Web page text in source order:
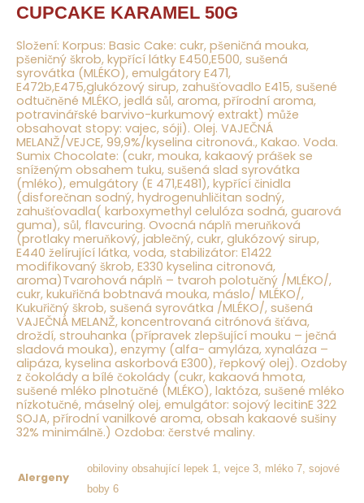
CUPCAKE KARAMEL 50G
Složení: Korpus: Basic Cake: cukr, pšeničná mouka,
pšeničný škrob, kypřící látky E450,E500, sušená
syrovátka (MLÉKO ), emulgátory E471,
E472b,E475,glukózový sirup, zahušťovadlo E415, sušené
odtučněné MLÉKO, jedlá sůl, aroma, přírodní aroma,
potravinářské barvivo-kurkumový extrakt) může
obsahovat stopy: vajec, sóji ). Olej. VAJEČNÁ
MELANŽ/VEJCE, 99,9%/kyselina citronová., Kakao. Voda.
Sumix Chocolate: (cukr, mouka, kakaový prášek se
sníženým obsahem tuku, sušená slad syrovátka
(mléko), emulgátory (E 471,E481), kypřící činidla
(disforečnan sodný, hydrogenuhličitan sodný,
zahušťovadla( karboxymethyl celulóza sodná, guarová
guma), sůl, flavcuring. Ovocná náplň meruňková
(protlaky meruňkový, jablečný, cukr, glukózový sirup,
E440 želírující látka, voda, stabilizátor: E1422
modifikovaný škrob, E330 kyselina citronová,
aroma)Tvarohová náplň – tvaroh polotučný / MLÉKO/,
cukr, kukuřičná bobtnavá mouka, máslo/ MLÉKO/,
Kukuřičný škrob, sušená syrovátka / MLÉKO/, sušená
VAJEČNÁ MELANŽ, koncentrovaná citrónová šťáva,
droždí, strouhanka (přípravek zlepšující mouku – ječná
sladová mouka), enzymy (alfa- amyláza, xynaláza –
alipáza, kyselina askorbová E300), řepkový olej). Ozdoby
z čokolády a bílé čokolády (cukr, kakaová hmota,
sušené mléko plnotučné ( MLÉKO), laktóza, sušené mléko
nízkotučné, máselný olej, emulgátor: sojový lecitinE 322
SOJA, přírodní vanilkové aroma, obsah kakaové sušiny
32% minimálně.) Ozdoba: čerstvé maliny.
Alergeny
obiloviny obsahující lepek 1, vejce 3, mléko 7, sojové
boby 6